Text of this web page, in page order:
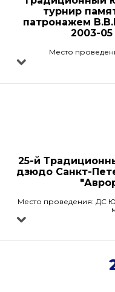
турнир
патронажем
2003-
Место
25-й
дзюдо Санкт-
Место проведения: ДС